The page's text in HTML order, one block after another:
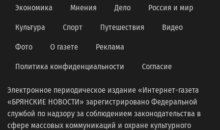
Экономика Мнения Дело Россия и мир
Культура Спорт Путешествия Видео
Фото О газете Реклама
Политика конфиденциальности Согласие
Электронное периодическое издание «Интернет-газета
«БРЯНСКИЕ НОВОСТИ» зарегистрировано Федеральной
службой по надзору за соблюдением законодательства в
сфере массовых коммуникаций и охране культурного